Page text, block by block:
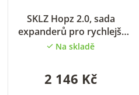
SKLZ Hopz 2.0, sada
expanderů pro rychlejší
nohy
Na skladě
2 146 Kč